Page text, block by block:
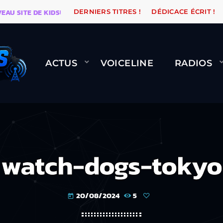
DE KIDSUNE WARÉTRO ORANGE ROAD QUI
DERNIERS TITRES ! DÉDICACE ÉCRIT !
ACTUS VOICELINE RADIOS
watch-dogs-tokyo
today 20/08/2024 5